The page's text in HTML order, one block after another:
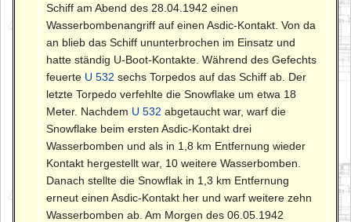
Schiff am Abend des 28.04.1942 einen
Wasserbombenangriff auf einen Asdic-Kontakt. Von da
an blieb das Schiff ununterbrochen im Einsatz und
hatte ständig U-Boot-Kontakte. Während des Gefechts
feuerte U 532 sechs Torpedos auf das Schiff ab. Der
letzte Torpedo verfehlte die Snowflake um etwa 18
Meter. Nachdem U 532 abgetaucht war, warf die
Snowflake beim ersten Asdic-Kontakt drei
Wasserbomben und als in 1,8 km Entfernung wieder
Kontakt hergestellt war, 10 weitere Wasserbomben.
Danach stellte die Snowflak in 1,3 km Entfernung
erneut einen Asdic-Kontakt her und warf weitere zehn
Wasserbomben ab. Am Morgen des 06.05.1942